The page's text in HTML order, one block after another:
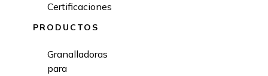
Certificaciones
PRODUCTOS
Granalladoras
para